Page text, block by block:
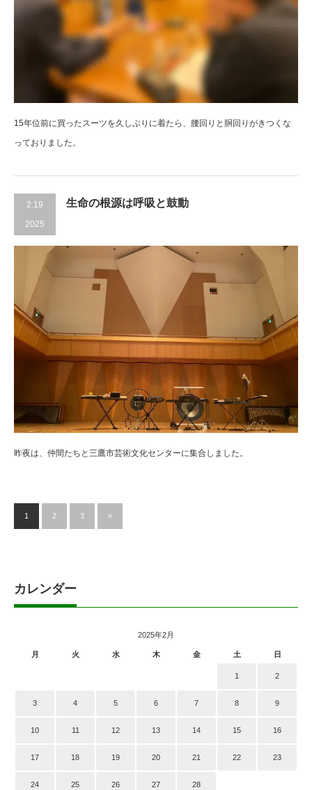
15年位前に買ったスーツを久しぶりに着たら、腰回りと胴回りがきつくな
っておりました。
2.19
2025
生命の根源は呼吸と鼓動
昨夜は、仲間たちと三鷹市芸術文化センターに集合しました。
1 2 3 »
カレンダー
2025年2月
月 火 水 木 金 土 日
1 2
3 4 5 6 7 8 9
10 11 12 13 14 15 16
17 18 19 20 21 22 23
24 25 26 27 28